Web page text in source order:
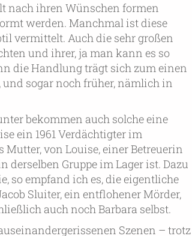
nach ihren Wünschen formen
werden. Manchmal ist diese
vermittelt. Auch die sehr großen
und ihrer, ja man kann es so
die Handlung trägt sich zum einen
und sogar noch früher, nämlich in
bekommen auch solche eine
ein 1961 Verdächtigter im
von Louise, einer Betreuerin
Gruppe im Lager ist. Dazu
so empfand ich es, die eigentliche
Sluiter, ein entflohener Mörder,
auch noch Barbara selbst.
Szenen – trotz